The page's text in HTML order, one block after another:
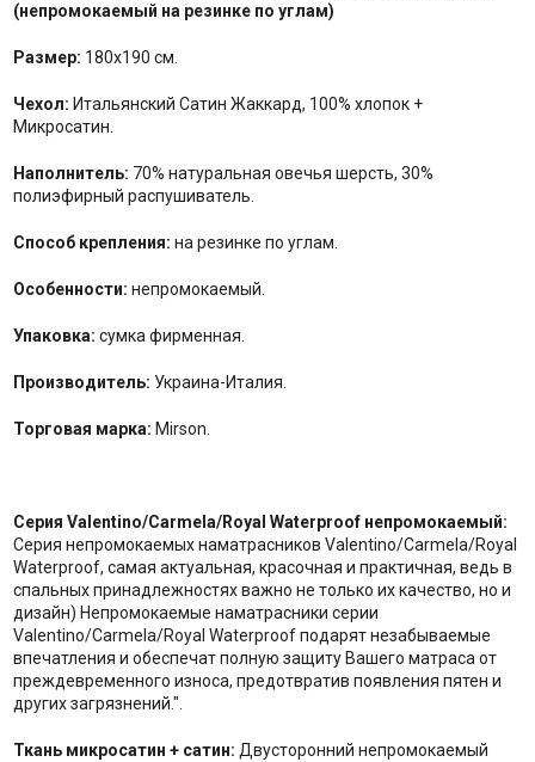
(непромокаемый на резинке по углам)
Размер: 180x190 см.
Чехол: Итальянский Сатин Жаккард, 100% хлопок +
Микросатин.
Наполнитель: 70% натуральная овечья шерсть, 30%
полиэфирный распушиватель.
Способ крепления: на резинке по углам.
Особенности: непромокаемый.
Упаковка: сумка фирменная.
Производитель: Украина-Италия.
Торговая марка: Mirson.
Серия Valentino/Carmela/Royal Waterproof непромокаемый:
Серия непромокаемых наматрасников Valentino/Carmela/Royal
Waterproof, самая актуальная, красочная и практичная, ведь в
спальных принадлежностях важно не только их качество, но и
дизайн) Непромокаемые наматрасники серии
Valentino/Carmela/Royal Waterproof подарят незабываемые
впечатления и обеспечат полную защиту Вашего матраса от
преждевременного износа, предотвратив появления пятен и
других загрязнений.".
Ткань микросатин + сатин: Двусторонний непромокаемый